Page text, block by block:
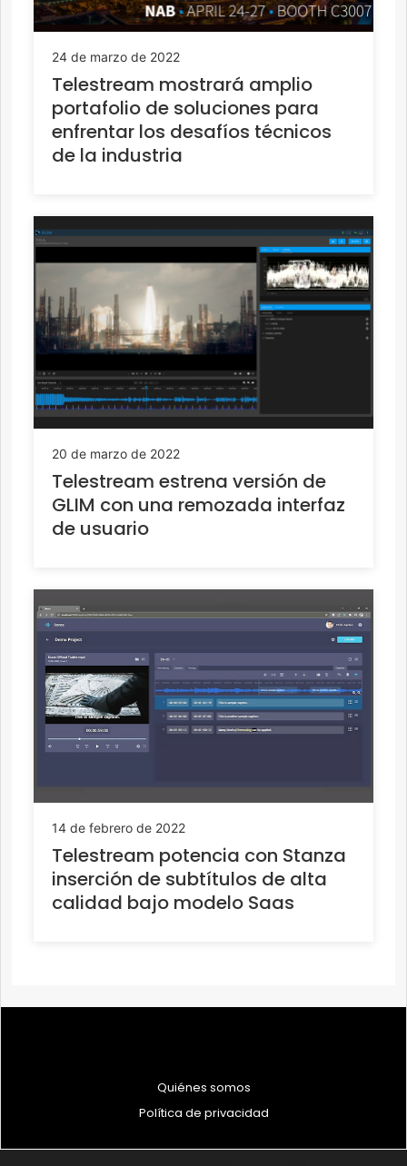
24 de marzo de 2022
Telestream mostrará amplio
portafolio de soluciones para
enfrentar los desafíos técnicos
de la industria
20 de marzo de 2022
Telestream estrena versión de
GLIM con una remozada interfaz
de usuario
14 de febrero de 2022
Telestream potencia con Stanza
inserción de subtítulos de alta
calidad bajo modelo Saas
Quiénes somos
Política de privacidad